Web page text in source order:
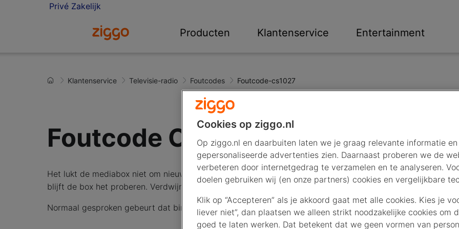
Privé Zakelijk
Ga naar de Ziggo homepageProducten Klantenservice Entertainment
Klantenservice Televisie-radio Foutcodes Foutcode-cs1027
Foutcode CS1027
Het lukt de mediabox niet om nieuwe firmware te downloaden. Zolang de foutcode in beeld staat,
blijft de box het proberen. Verdwijnt de melding? Dan is het probleem verholpen.
Normaal gesproken gebeurt dat binnen 10 minuten na het verschijnen van de foutmelding.
Cookies op ziggo.nl
Op ziggo.nl en daarbuiten laten we je graag relevante informatie en
gepersonaliseerde advertenties zien. Daarnaast proberen we de
verbeteren door internetgedrag te verzamelen en te analyseren.
doelen gebruiken wij (en onze partners) cookies en vergelijkbare
Klik op “Accepteren” als je akkoord gaat met alle cookies. Kies je
liever niet”, dan plaatsen we alleen strikt noodzakelijke cookies om
goed te laten werken. Dat betekent dat we geen vormen van